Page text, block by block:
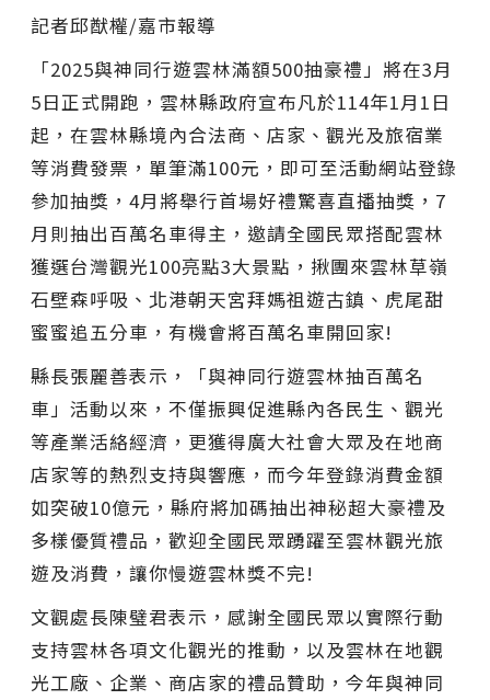
記者邱猷權/嘉市報導
「2025與神同行遊雲林滿額500抽豪禮」將在3月
5日正式開跑，雲林縣政府宣布凡於114年1月1日
起，在雲林縣境內合法商、店家、觀光及旅宿業
等消費發票，單筆滿100元，即可至活動網站登錄
參加抽獎，4月將舉行首場好禮驚喜直播抽獎，7
月則抽出百萬名車得主，邀請全國民眾搭配雲林
獲選台灣觀光100亮點3大景點，揪團來雲林草嶺
石壁森呼吸、北港朝天宮拜媽祖遊古鎮、虎尾甜
蜜蜜追五分車，有機會將百萬名車開回家!
縣長張麗善表示，「與神同行遊雲林抽百萬名
車」活動以來，不僅振興促進縣內各民生、觀光
等產業活絡經濟，更獲得廣大社會大眾及在地商
店家等的熱烈支持與響應，而今年登錄消費金額
如突破10億元，縣府將加碼抽出神秘超大豪禮及
多樣優質禮品，歡迎全國民眾踴躍至雲林觀光旅
遊及消費，讓你慢遊雲林獎不完!
文觀處長陳璧君表示，感謝全國民眾以實際行動
支持雲林各項文化觀光的推動，以及雲林在地觀
光工廠、企業、商店家的禮品贊助，今年與神同